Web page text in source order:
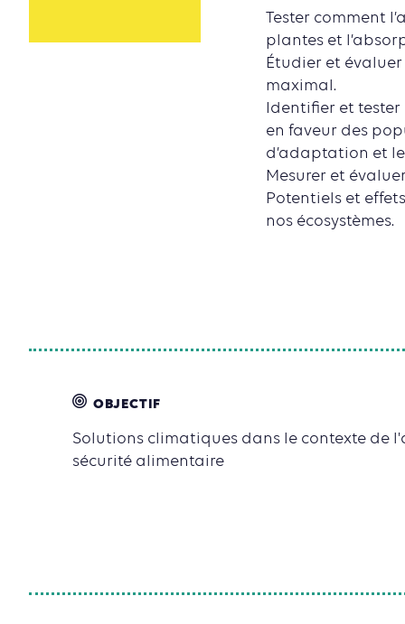
Tester comment
plantes et
Étudier et évaluer
maximal.
Identifier et
en faveur des
d’adaptation et
Mesurer et
Potentiels et
nos écosystèmes.
OBJECTIF
Solutions climatiques dans le contexte de
sécurité alimentaire